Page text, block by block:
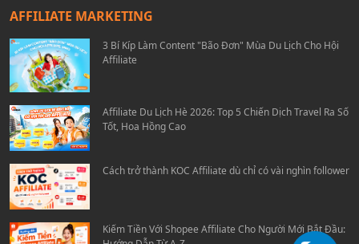
AFFILIATE MARKETING
3 Bí Kíp Làm Content "Bão Đơn" Mùa Du Lịch Cho Hội
Affiliate
Affiliate Du Lịch Hè 2026: Top 5 Chiến Dịch Travel Ra Số
Tốt, Hoa Hồng Cao
Cách trở thành KOC Affiliate dù chỉ có vài nghìn follower
Kiếm Tiền Với Shopee Affiliate Cho Người Mới Bắt Đầu: